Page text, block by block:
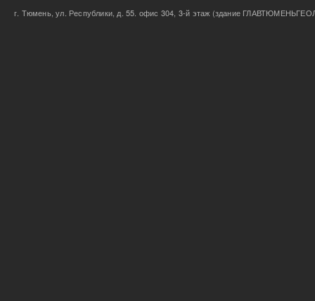
г. Тюмень, ул. Республики, д. 55. офис 304, 3-й этаж (здание